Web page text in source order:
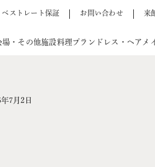
ベストレート保証 お問い合わせ 来
場・その他施設料理 プラン ドレス・ヘアメ
7月2日